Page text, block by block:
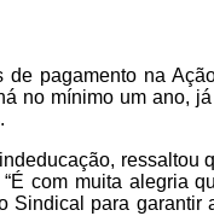
pagamento na
no mínimo um ano,
com muita alegria
para